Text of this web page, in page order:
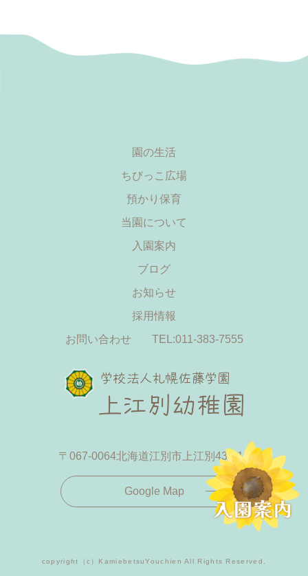
園の生活
ちびっこ広場
預かり保育
当園について
入園案内
ブログ
お知らせ
採用情報
お問い合わせ
TEL:011-383-7555
〒067-0064北海道江別市上江別433-19
Google Map
copyright（c）KamiebetsuYouchien All Rights Reserved.